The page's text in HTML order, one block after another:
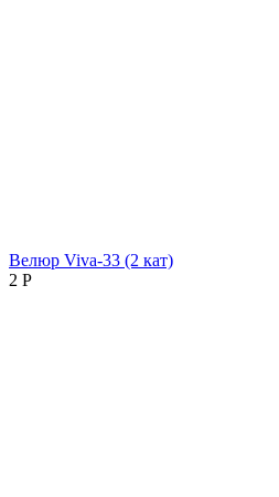
Велюр Viva-33 (2 кат)
2 Р